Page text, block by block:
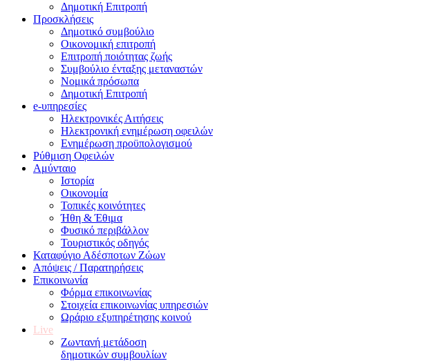
Δημοτική Επιτροπή
Προσκλήσεις
Δημοτικό συμβούλιο
Οικονομική επιτροπή
Επιτροπή ποιότητας ζωής
Συμβούλιο ένταξης μεταναστών
Νομικά πρόσωπα
Δημοτική Επιτροπή
e-υπηρεσίες
Ηλεκτρονικές Αιτήσεις
Ηλεκτρονική ενημέρωση οφειλών
Ενημέρωση προϋπολογισμού
Ρύθμιση Οφειλών
Αμύνταιο
Ιστορία
Οικονομία
Τοπικές κοινότητες
Ήθη & Έθιμα
Φυσικό περιβάλλον
Τουριστικός οδηγός
Καταφύγιο Αδέσποτων Ζώων
Απόψεις / Παρατηρήσεις
Επικοινωνία
Φόρμα επικοινωνίας
Στοιχεία επικοινωνίας υπηρεσιών
Ωράριο εξυπηρέτησης κοινού
Live
Ζωντανή μετάδοση
δημοτικών συμβουλίων